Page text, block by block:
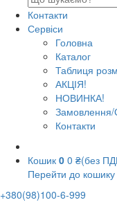
Контакти
Сервіси
Головна
Каталог
Таблиця
АКЦІЯ!
НОВИНКА!
Замовлення/
Контакти
Кошик 0 0 ₴(без
Перейти до кошику
+380(98)100-6-999